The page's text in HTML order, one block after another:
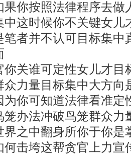
果你按照法律程序去做
中这时候你不关键女儿
笔者并不认可目标集中
你关谁可定性女儿才目
众力量目标集中大方向
为你可知道法律看准定
笼办法冲破鸟笼群众力
界之中翻身所你于你是
何击垮这帮贪官上力